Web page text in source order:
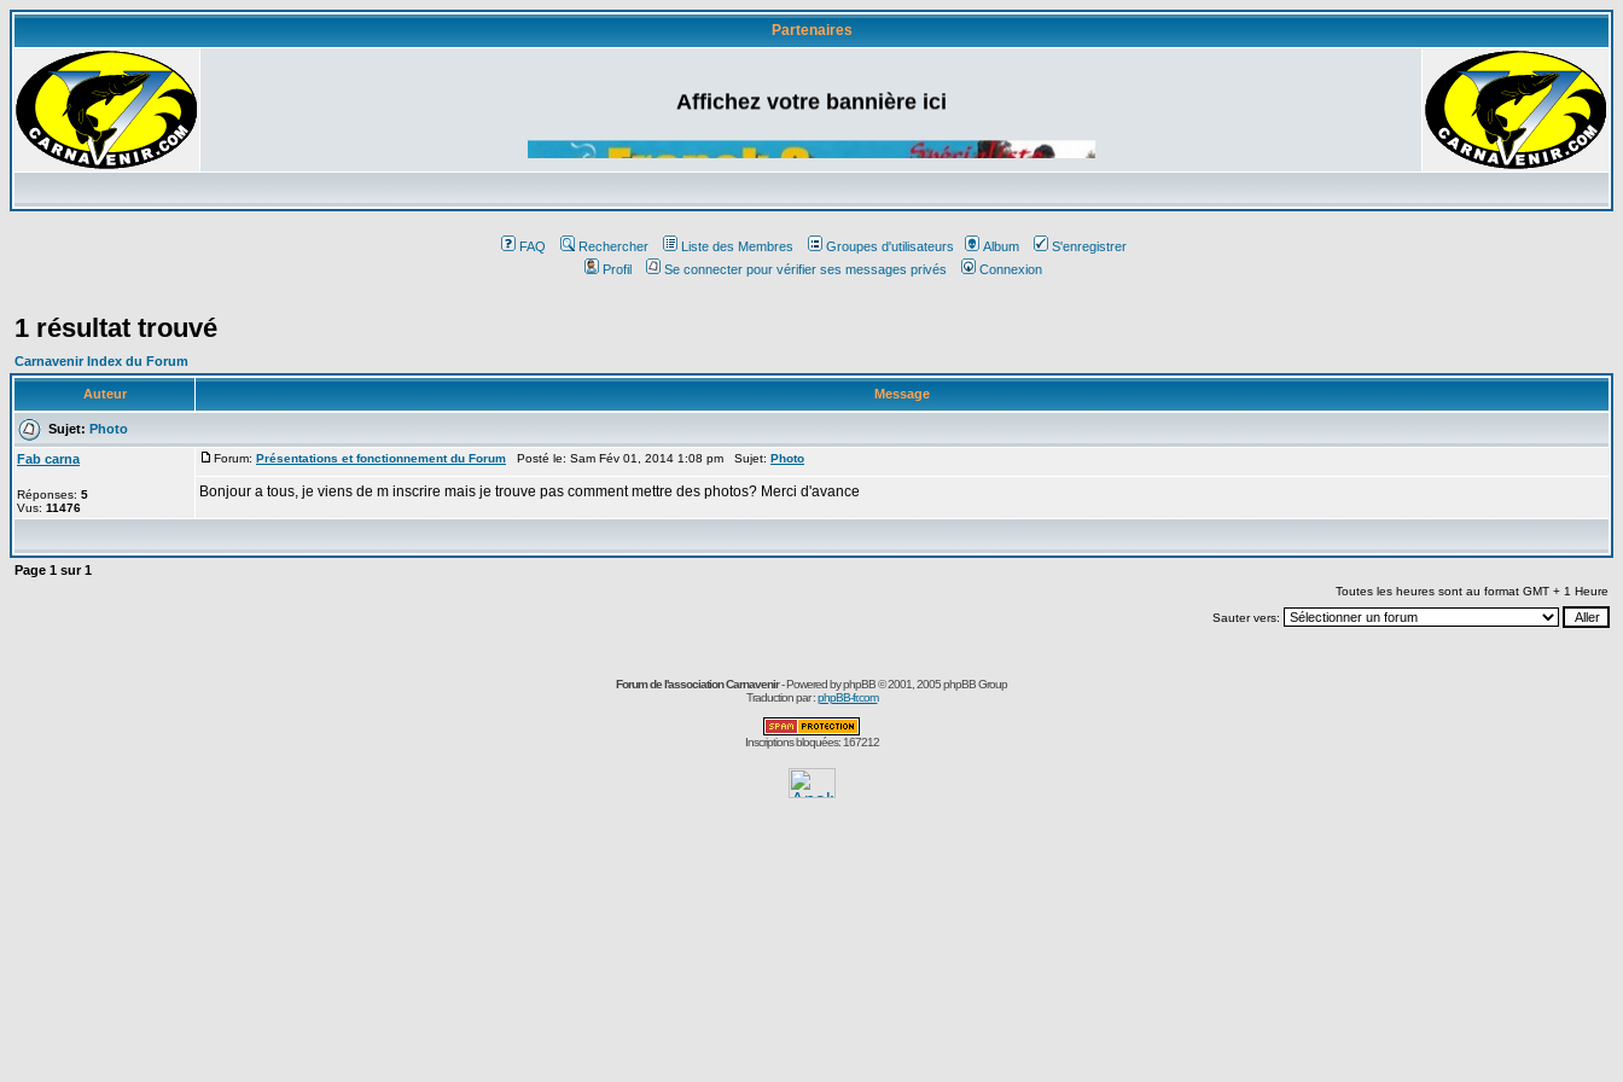
Partenaires
Affichez votre bannière ici
FAQ Rechercher Liste des Membres Groupes d'utilisateurs Album
S'enregistrer
Profil
Se connecter pour vérifier ses messages privés Connexion
1 résultat trouvé
Carnavenir Index du Forum
Auteur Message
Sujet: Photo
Fab carna
Réponses: 5
Vus: 11476
Forum: Présentations et fonctionnement du Forum Posté le: Sam Fév 01, 2014 1:08 pm Sujet: Photo
Bonjour a tous, je viens de m inscrire mais je trouve pas comment mettre des photos? Merci d'avance
Page 1 sur1
Toutes les heures sont au format GMT + 1 Heure
Sauter vers:
Forum de l'association Carnavenir- Powered byphpBB© 2001, 2005 phpBB Group
Traduction par :phpBB-fr.com
Inscriptions bloquées: 167212